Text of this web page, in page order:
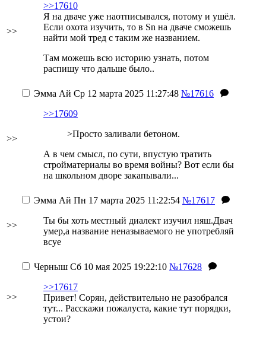
>>
>>17610
Я на дваче уже наотписывался, потому и ушёл.
Если охота изучить, то в Sn на дваче сможешь
найти мой тред с таким же названием.
Там можешь всю историю узнать, потом
распишу что дальше было..
>>
Эмма Ай Ср 12 марта 2025 11:27:48 №17616
>>17609
>Просто заливали бетоном.
А в чем смысл, по сути, впустую тратить
стройматериалы во время войны? Вот если бы
на школьном дворе закапывали...
>>
Эмма Ай Пн 17 марта 2025 11:22:54 №17617
Ты бы хоть местный диалект изучил няш.Двач
умер,а название неназываемого не употребляй
всуе
>>
Черныш Сб 10 мая 2025 19:22:10 №17628
>>17617
Привет! Сорян, действительно не разобрался
тут... Расскажи пожалуста, какие тут порядки,
устои?